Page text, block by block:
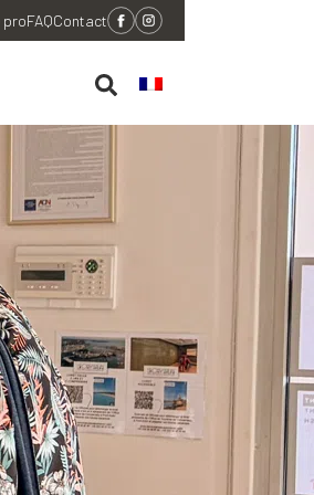
proFAQContact